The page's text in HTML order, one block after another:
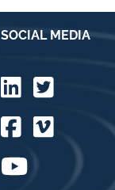
SOCIAL MEDIA